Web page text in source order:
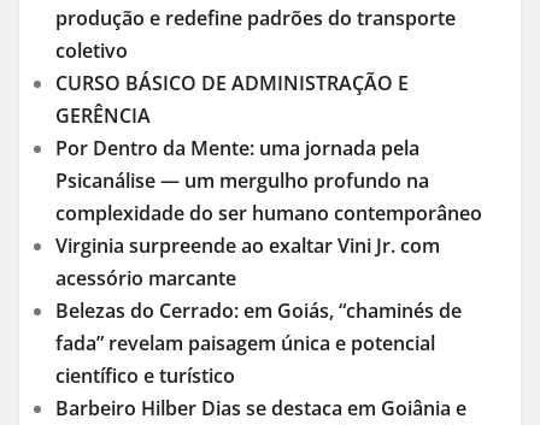
produção e redefine padrões do transporte
coletivo
CURSO BÁSICO DE ADMINISTRAÇÃO E
GERÊNCIA
Por Dentro da Mente: uma jornada pela
Psicanálise — um mergulho profundo na
complexidade do ser humano contemporâneo
Virginia surpreende ao exaltar Vini Jr. com
acessório marcante
Belezas do Cerrado: em Goiás, “chaminés de
fada” revelam paisagem única e potencial
científico e turístico
Barbeiro Hilber Dias se destaca em Goiânia e